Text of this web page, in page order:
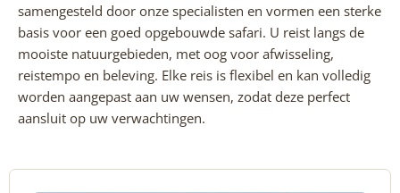
samengesteld door onze specialisten en vormen een sterke
basis voor een goed opgebouwde safari. U reist langs de
mooiste natuurgebieden, met oog voor afwisseling,
reistempo en beleving. Elke reis is flexibel en kan volledig
worden aangepast aan uw wensen, zodat deze perfect
aansluit op uw verwachtingen.